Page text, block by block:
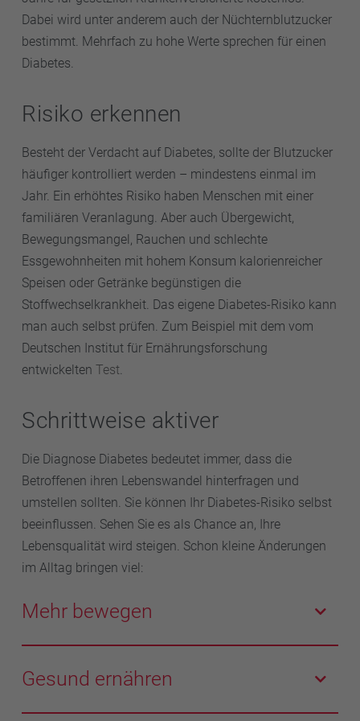
Dabei wird unter anderem auch der Nüchternblutzucker
bestimmt. Mehrfach zu hohe Werte sprechen für einen
Diabetes.
Risiko erkennen
Besteht der Verdacht auf Diabetes, sollte der Blutzucker
häufiger kontrolliert werden – mindestens einmal im
Jahr. Ein erhöhtes Risiko haben Menschen mit einer
familiären Veranlagung. Aber auch Übergewicht,
Bewegungsmangel, Rauchen und schlechte
Essgewohnheiten mit hohem Konsum kalorienreicher
Speisen oder Getränke begünstigen die
Stoffwechselkrankheit. Das eigene Diabetes-Risiko kann
man auch selbst prüfen. Zum Beispiel mit dem vom
Deutschen Institut für Ernährungsforschung
entwickelten Test.
Schrittweise aktiver
Die Diagnose Diabetes bedeutet immer, dass die
Betroffenen ihren Lebenswandel hinterfragen und
umstellen sollten. Sie können Ihr Diabetes-Risiko selbst
beeinflussen. Sehen Sie es als Chance an, Ihre
Lebensqualität wird steigen. Schon kleine Änderungen
im Alltag bringen viel:
Mehr bewegen
Bauen Sie körperliche Aktivitäten wie Spazierengehen
oder Treppensteigen in Ihren Alltag ein. Suchen Sie
Walking, Fahrradfahren, Wassergymnastik oder
Gesund ernähren